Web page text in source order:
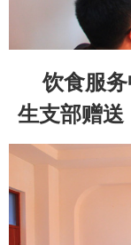
饮食服
生支部赠送